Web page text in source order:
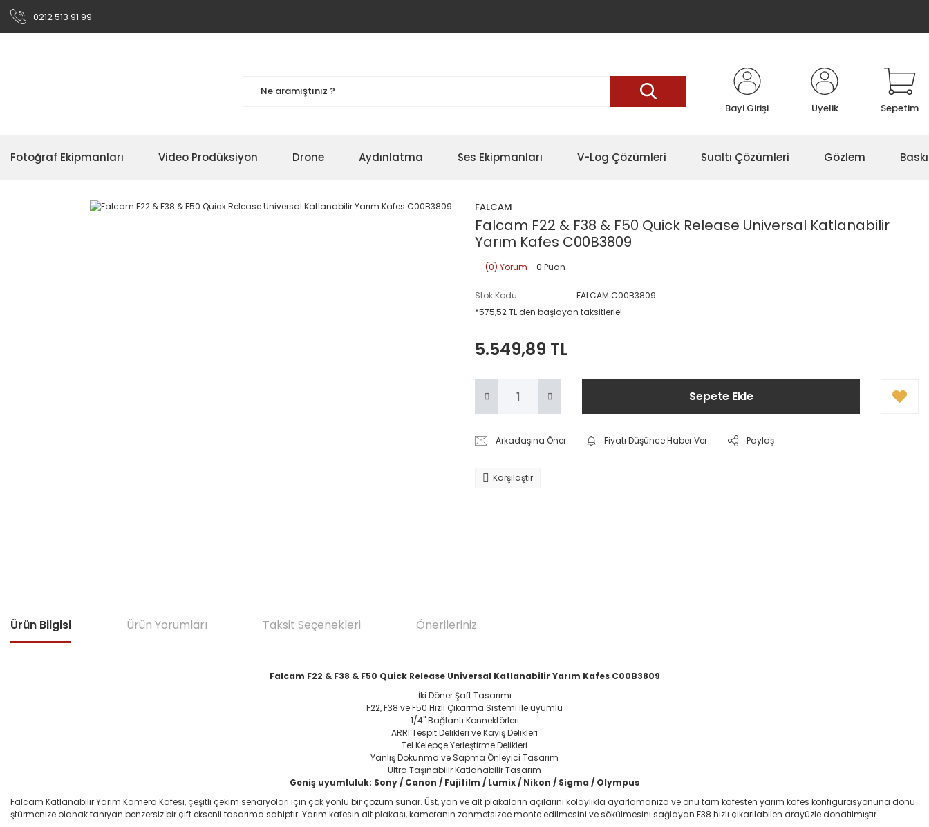
0212 513 91 99
Bayi Girişi Üyelik Sepetim
Fotoğraf Ekipmanları Video Prodüksiyon Drone Aydınlatma Ses Ekipmanları V-Log Çözümleri Sualtı Çözümleri Gözlem
FALCAM
Falcam F22 & F38 & F50 Quick Release Universal Katlanabilir
Yarım Kafes C00B3809
(0) Yorum - 0 Puan
Stok Kodu
FALCAM C00B3809
*575,52 TL den başlayan taksitlerle!
5.549,89 TL
Sepete Ekle
Arkadaşına Öner Fiyatı Düşünce Haber Ver Paylaş
Karşılaştır
Ürün Bilgisi Ürün Yorumları Taksit Seçenekleri Önerileriniz
Falcam F22 & F38 & F50 Quick Release Universal Katlanabilir Yarım Kafes C00B3809
İki Döner Şaft Tasarımı
F22, F38 ve F50 Hızlı Çıkarma Sistemi ile uyumlu
1/4" Bağlantı Konnektörleri
ARRI Tespit Delikleri ve Kayış Delikleri
Tel Kelepçe Yerleştirme Delikleri
Yanlış Dokunma ve Sapma Önleyici Tasarım
Ultra Taşınabilir Katlanabilir Tasarım
Geniş uyumluluk: Sony / Canon / Fujifilm / Lumix / Nikon / Sigma / Olympus
Falcam Katlanabilir Yarım Kamera Kafesi, çeşitli çekim senaryoları için çok yönlü bir çözüm sunar. Üst, yan ve alt plakaların açılarını kolaylıkla ayarlamanıza ve onu tam kafesten yarım kafes konfigürasyonuna dönü
ştürmenize olanak tanıyan benzersiz bir çift eksenli tasarıma sahiptir. Yarım kafesin alt plakası, kameranın zahmetsizce monte edilmesini ve sökülmesini sağlayan F38 hızlı çıkarılabilen arayüzle donatılmıştır.